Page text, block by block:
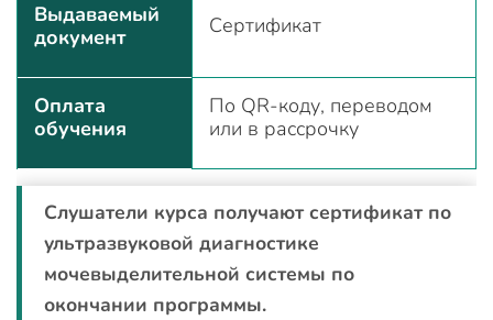
Выдаваемый
документ
Сертификат
Оплата
обучения
По QR-коду, переводом
или в рассрочку
Слушатели курса получают сертификат по
ультразвуковой диагностике
мочевыделительной системы по
окончании программы.